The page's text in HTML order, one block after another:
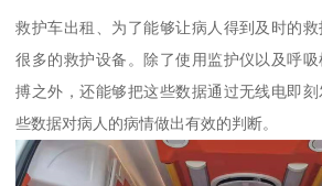
救护车出租、为了能够让病人得到及时的
很多的救护设备。除了使用监护仪以及呼
搏之外，还能够把这些数据通过无线电即
些数据对病人的病情做出有效的判断。